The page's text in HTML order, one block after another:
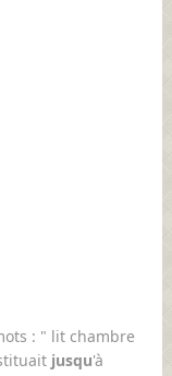
: " lit chambre
jusqu'à